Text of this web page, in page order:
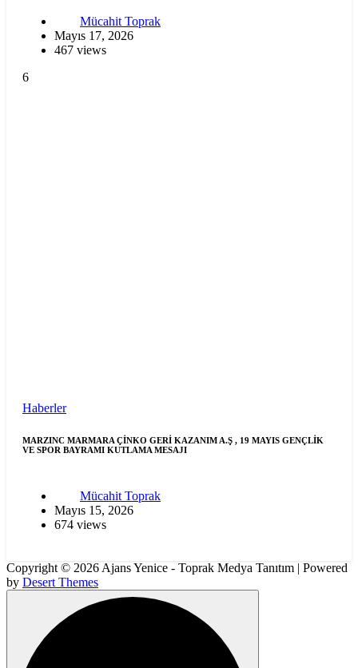
Mücahit Toprak
Mayıs 17, 2026
467 views
6
Haberler
MARZINC MARMARA ÇİNKO GERİ KAZANIM A.Ş , 19 MAYIS GENÇLİK
VE SPOR BAYRAMI KUTLAMA MESAJI
Mücahit Toprak
Mayıs 15, 2026
674 views
Copyright © 2026 Ajans Yenice - Toprak Medya Tanıtım | Powered
by Desert Themes